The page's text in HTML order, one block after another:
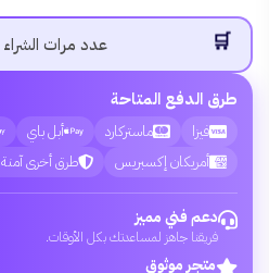
عدد مرات الشراء
طرق الدفع المتاحة
فيزا ماستركارد أبل باي
أمريكان إكسبريس
طرق أخرى آمنة 100%
دعم فني مميز
فريقنا جاهز لمساعدتك بكل الأوقات.
متجر موثوق